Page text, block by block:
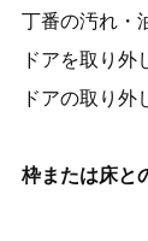
丁番の汚れ・
ドアを取り外
ドアの取り外
枠または床と